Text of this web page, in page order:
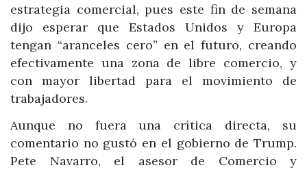
estrategia comercial, pues este fin de semana
dijo esperar que Estados Unidos y Europa
tengan “aranceles cero” en el futuro, creando
efectivamente una zona de libre comercio, y
con mayor libertad para el movimiento de
trabajadores.
Aunque no fuera una crítica directa, su
comentario no gustó en el gobierno de Trump.
Pete Navarro, el asesor de Comercio y